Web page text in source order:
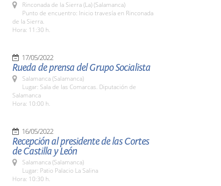
Rinconada de la Sierra (La) (Salamanca)
Punto de encuentro: Inicio travesía en Rinconada
de la Sierra.
Hora: 11:30 h.
17/05/2022
Rueda de prensa del Grupo Socialista
Salamanca (Salamanca)
Lugar: Sala de las Comarcas. Diputación de
Salamanca
Hora: 10:00 h.
16/05/2022
Recepción al presidente de las Cortes
de Castilla y León
Salamanca (Salamanca)
Lugar: Patio Palacio La Salina
Hora: 10:30 h.